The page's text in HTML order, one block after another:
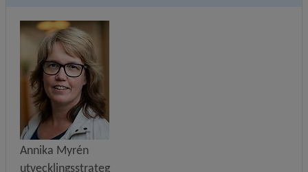
Annika Myrén
utvecklingsstrateg